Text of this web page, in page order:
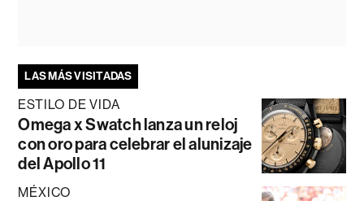
LAS MÁS VISITADAS
ESTILO DE VIDA
Omega x Swatch lanza un reloj
con oro para celebrar el alunizaje
del Apollo 11
MÉXICO